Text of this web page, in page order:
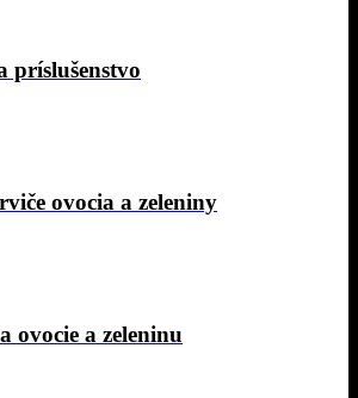
príslušenstvo
ovocia a zeleniny
ovocie a zeleninu